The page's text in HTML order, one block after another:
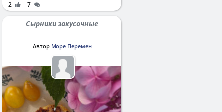
2 7
Сырники закусочные
Автор Море Перемен